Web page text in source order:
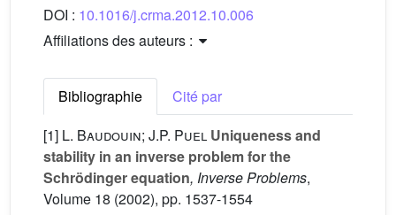
DOI : 10.1016/j.crma.2012.10.006
Affiliations des auteurs :
Bibliographie
Cité par
[1] L. Baudouin; J.P. Puel Uniqueness and
stability in an inverse problem for the
Schrödinger equation, Inverse Problems,
Volume 18 (2002), pp. 1537-1554